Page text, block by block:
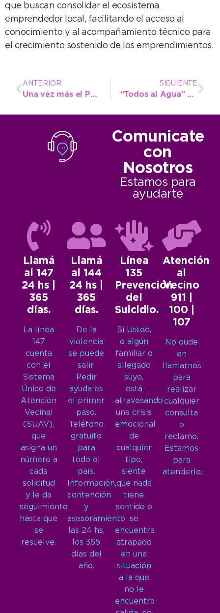
que buscan consolidar el ecosistema
emprendedor local, facilitando el acceso al
conocimiento y al acompañamiento técnico para
el crecimiento sostenido de los emprendimientos.
ANTERIOR
Una vez más el Polideportivo recibió el encuentro masivo de las Olimpiadas Matemáticas
SIGUIENTE
“Todos al Agua” se viste de gala: recibió a la Pre Selección Argentina y se viene el 7º Torneo Nacional
Comunicate
con
Nosotros
Estamos para
ayudarte
Llamá
al 147
24 hs |
365
días.
La línea
147
cuenta
con el
Sistema
Único de
Atención
Vecinal
(SUAV),
que
asigna un
número a
cada
solicitud
y le da
seguimiento
hasta que
se
resuelve.
Llamá
al 144
24 hs |
365
días.
De la
violencia
se puede
salir.
Pedir
ayuda es
el primer
paso.
Teléfono
gratuito
para
todo el
país.
Información,
contención
y
asesoramiento
las 24 hs,
los 365
días del
año.
Línea
135
Prevención
del
Suicidio.
Si Usted,
o algún
familiar o
allegado
suyo,
está
atravesando
una crisis
emocional
de
cualquier
tipo,
siente
que nada
tiene
sentido o
se
encuentra
atrapado
en una
situación
a la que
no le
encuentra
Atención
al
Vecino
911 |
100 |
107
No dude
en
llamarnos
para
realizar
cualquier
consulta
o
reclamo.
Estamos
para
atenderlo.